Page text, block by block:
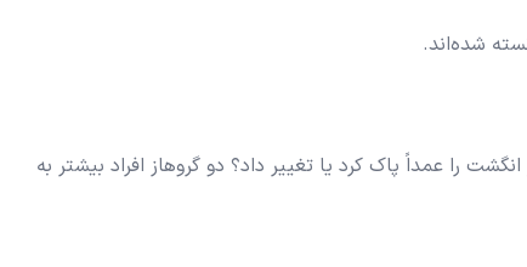
شده‌اند.
را عمداً پاک کرد یا تغییر داد؟ دو گروهاز افراد بیشتر به